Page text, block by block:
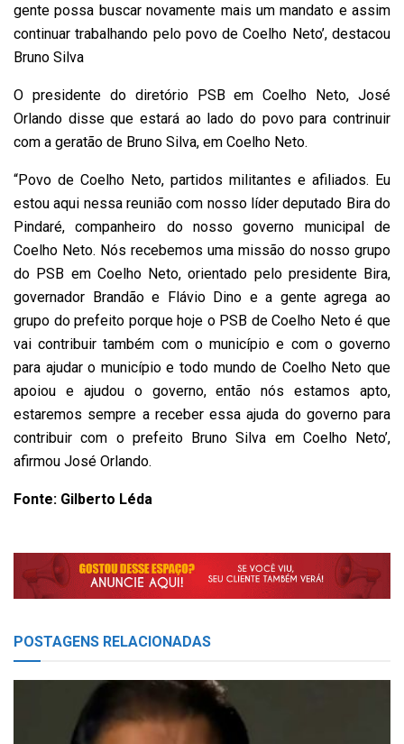
gente possa buscar novamente mais um mandato e assim
continuar trabalhando pelo povo de Coelho Neto’, destacou
Bruno Silva
O presidente do diretório PSB em Coelho Neto, José
Orlando disse que estará ao lado do povo para contrinuir
com a geratão de Bruno Silva, em Coelho Neto.
“Povo de Coelho Neto, partidos militantes e afiliados. Eu
estou aqui nessa reunião com nosso líder deputado Bira do
Pindaré, companheiro do nosso governo municipal de
Coelho Neto. Nós recebemos uma missão do nosso grupo
do PSB em Coelho Neto, orientado pelo presidente Bira,
governador Brandão e Flávio Dino e a gente agrega ao
grupo do prefeito porque hoje o PSB de Coelho Neto é que
vai contribuir também com o município e com o governo
para ajudar o município e todo mundo de Coelho Neto que
apoiou e ajudou o governo, então nós estamos apto,
estaremos sempre a receber essa ajuda do governo para
contribuir com o prefeito Bruno Silva em Coelho Neto’,
afirmou José Orlando.
Fonte: Gilberto Léda
POSTAGENS RELACIONADAS